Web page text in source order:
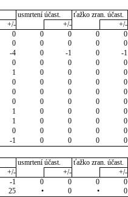
usmrtení účast. ťažko zran. účast.
+/-
+/- +/-
0 0 0 0 0
0 0 0 0 0
-4 0 -1 0 -1
0 0 0 0 0
1 0 0 0 0
0 0 0 0 0
0 0 0 0 0
0 0 0 0 0
1 0 0 0 0
1 0 0 0 0
0 0 0 0 0
-1 0 0 0 0
usmrtení účast. ťažko zran. účast.
+/-
+/- +/-
-1 0 0 0 0
25 • 0 • 0